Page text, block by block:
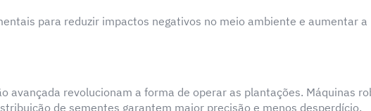
para reduzir impactos negativos no meio ambiente e aumentar a
avançada revolucionam a forma de operar as plantações. Máquinas
de sementes garantem maior precisão e menos desperdício.